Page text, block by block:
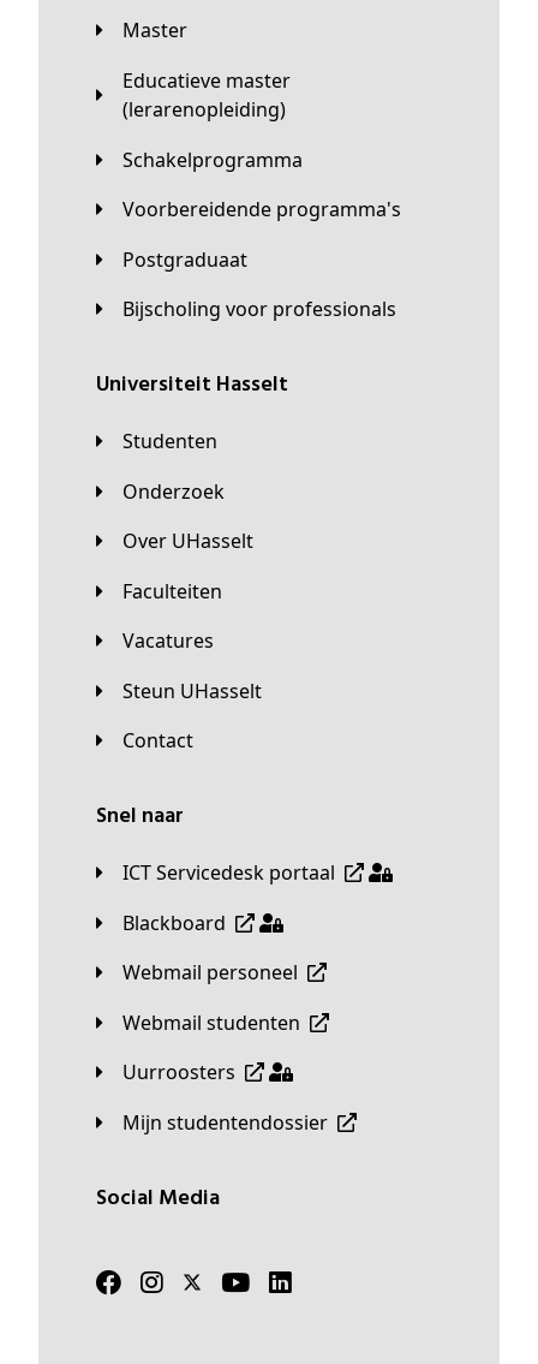
Master
Educatieve master
(lerarenopleiding)
Schakelprogramma
Voorbereidende programma's
Postgraduaat
Bijscholing voor professionals
universiteit Hasselt
Studenten
Onderzoek
Over UHasselt
Faculteiten
Vacatures
Steun UHasselt
Contact
Snel naar
ICT Servicedesk portaal
Blackboard
Webmail personeel
Webmail studenten
Uurroosters
Mijn studentendossier
Social Media